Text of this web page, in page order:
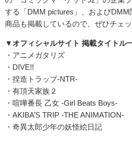
する「DMM pictures」、および
商品も掲載しているので、ぜひチェッ
▼オフィシャルサイト 掲載タイトル
・アニメガタリズ
・DIVE!!
・捏造トラップ-NTR-
・有頂天家族２
・喧嘩番長 乙女 -Girl Beats Boys-
・AKIBA’S TRIP -THE ANIMATION-
・奇異太郎少年の妖怪絵日記